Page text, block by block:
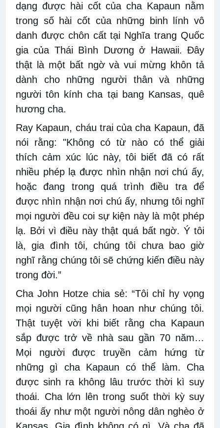
dạng được hài cốt của cha Kapaun nằm
trong số hài cốt của những binh lính vô
danh được chôn cất tại Nghĩa trang Quốc
gia của Thái Bình Dương ở Hawaii. Đây
thật là một bất ngờ và vui mừng khôn tả
dành cho những người thân và những
người tôn kính cha tại bang Kansas, quê
hương cha.
Ray Kapaun, cháu trai của cha Kapaun, đã
nói rằng: "Không có từ nào có thể giải
thích cảm xúc lúc này, tôi biết đã có rất
nhiều phép lạ được nhìn nhận nơi chú ấy,
hoặc đang trong quá trình điều tra để
được nhìn nhận nơi chú ấy, nhưng tôi nghĩ
mọi người đều coi sự kiện này là một phép
lạ. Bởi vì điều này thật quá bất ngờ. Ý tôi
là, gia đình tôi, chúng tôi chưa bao giờ
nghĩ rằng chúng tôi sẽ chứng kiến điều này
trong đời.”
Cha John Hotze chia sẻ: “Tôi chỉ hy vọng
mọi người cũng hân hoan như chúng tôi.
Thật tuyệt vời khi biết rằng cha Kapaun
sắp được trở về nhà sau gần 70 năm…
Mọi người được truyền cảm hứng từ
những gì cha Kapaun có thể làm. Cha
được sinh ra không lâu trước thời kì suy
thoái. Cha lớn lên trong suốt thời kỳ suy
thoái ấy như một người nông dân nghèo ở